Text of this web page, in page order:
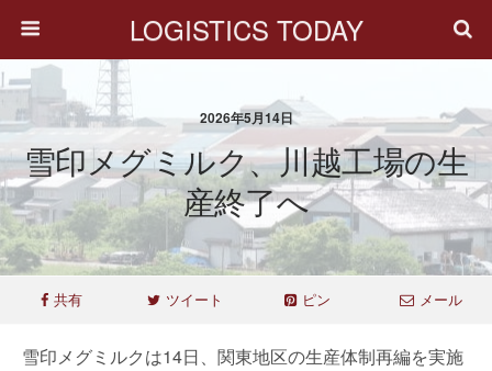
LOGISTICS TODAY
2026年5月14日
雪印メグミルク、川越工場の生
産終了へ
共有 ツイート ピン メール
雪印メグミルクは14日、関東地区の生産体制再編を実施